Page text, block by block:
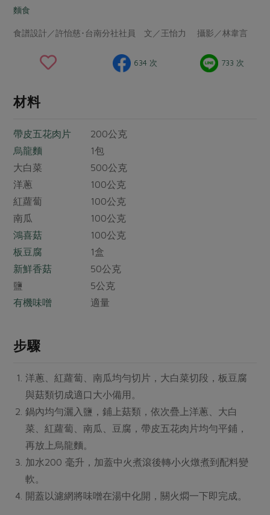
水畜加工品
調理食材・點心
休閒零嘴
居家好物
家庭清潔
日用品
防災用品
最新產品
優惠專區
烘焙．點心
漬物
涼拌沙拉
飲品
主題食譜
異國料理
年菜食譜
養身食補
傳到心坎裡，誠心又澎派
合作25-經典快閃最後一週
更多當季產品
主婦聯盟X樂齡網特約優惠案
30%rPET紅烏龍茶
2024農業發展計畫年度報告
更多議題活動
傳到心坎裡，誠心又澎派
關注議題
減硝酸鹽
廢核運動
公益金
更多議題
生活者e週報
綠主張月刊
典藏閱覽室
產品檢驗
檢驗報告
硝酸鹽檢驗
社員權益
合作社法規
社務專區
選舉專區
最新消息
媒體報導
下載專區
社務會議
活動報下載
麵食
食譜設計／許怡慈･台南分社社員 文／王怡力 攝影／林韋言
634 次 733 次
材料
帶皮五花肉片 200公克
烏龍麵 1包
大白菜 500公克
洋蔥 100公克
紅蘿蔔 100公克
南瓜 100公克
鴻喜菇 100公克
板豆腐 1盒
新鮮香菇 50公克
鹽 5公克
有機味噌 適量
步驟
洋蔥、紅蘿蔔、南瓜均勻切片，大白菜切段，板豆腐
與菇類切成適口大小備用。
鍋內均勻灑入鹽，鋪上菇類，依次疊上洋蔥、大白
菜、紅蘿蔔、南瓜、豆腐，帶皮五花肉片均勻平鋪，
再放上烏龍麵。
加水200 毫升，加蓋中火煮滾後轉小火燉煮到配料變
軟。
開蓋以濾網將味噌在湯中化開，關火燜一下即完成。